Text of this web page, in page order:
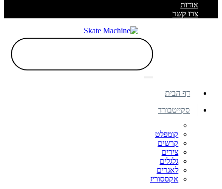
אודות
צרו קשר
דף הבית
סקייטבורד
קומפלט
קרשים
צירים
גלגלים
לאגרים
אקססוריז